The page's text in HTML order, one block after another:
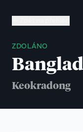
ZDOLÁNO
Keokradong